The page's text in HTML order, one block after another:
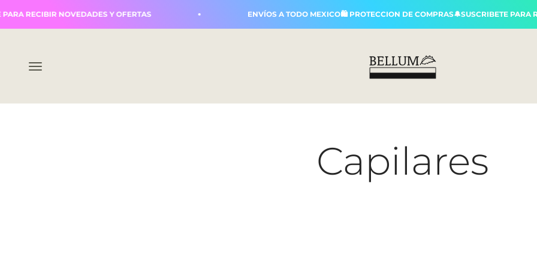
RECIBIR NOVEDADES Y OFERTAS ENVÍOS A TODO MEXICO🛍️ PROTECCION DE COMPRAS🔔SUSCRIBETE PARA
Abrir menú de navegación
Bellum
Capilares